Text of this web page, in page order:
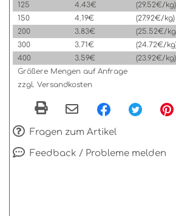
125
4.43€
(29.52€/kg)
150
4.19€
(27.92€/kg)
200
3.83€
(25.52€/
300
3.71€
(24.72€/
400
3.59€
(23.92€/kg)
Größere Mengen auf Anfrage
zzgl. Versandkosten
Fragen zum Artikel
Feedback / Probleme melden